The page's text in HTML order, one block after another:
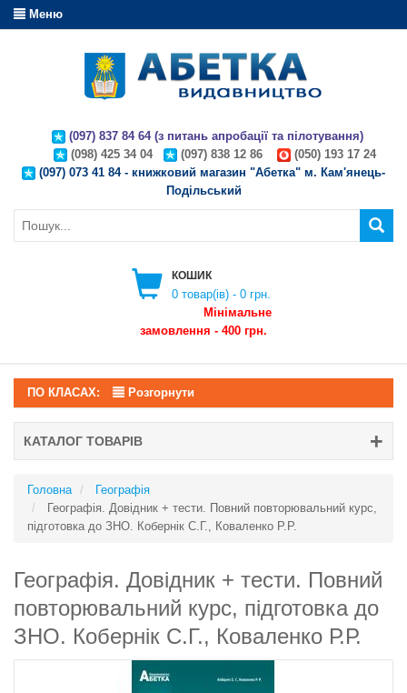
Меню
(097) 837 84 64 (з питань апробації та пілотування)
(098) 425 34 04
(097) 838 12 86
(050) 193 17 24
(097) 073 41 84 - книжковий магазин "Абетка" м. Кам'янець-
Подільський
КОШИК
0товар(ів) - 0 грн.
Мінімальне
замовлення - 400 грн.
ПО КЛАСАХ: Розгорнути
КАТАЛОГ ТОВАРІВ
Головна
Географія
Географія. Довідник + тести. Повний повторювальний курс,
підготовка до ЗНО. Кобернік С.Г., Коваленко Р.Р.
Географія. Довідник + тести. Повний
повторювальний курс, підготовка до
ЗНО. Кобернік С.Г., Коваленко Р.Р.